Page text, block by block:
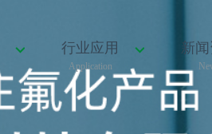
行业应用
Application
新